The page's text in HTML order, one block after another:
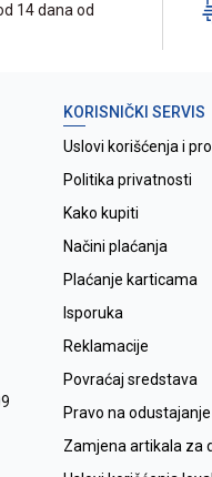
14 dana od
KORISNIČKI SERVIS
Uslovi korišćenja i
Politika privatnosti
Kako kupiti
Načini plaćanja
Plaćanje karticama
Isporuka
Reklamacije
Povraćaj sredstava
Pravo na odustajanje
Zamjena artikala za